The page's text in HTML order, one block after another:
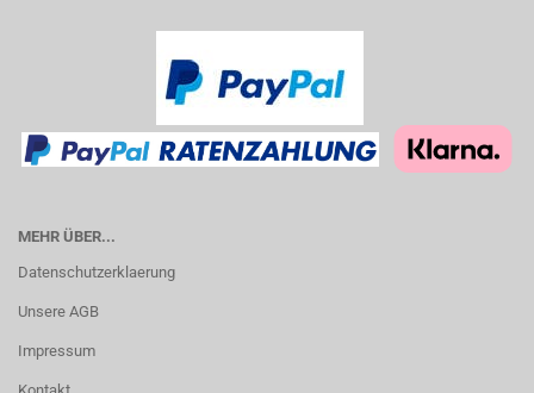
MEHR ÜBER...
Datenschutzerklaerung
Unsere AGB
Impressum